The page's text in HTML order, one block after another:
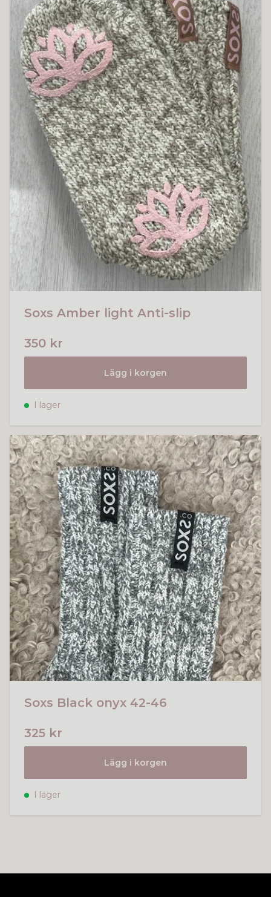
Soxs Amber light Anti-slip
350 kr
Lägg i korgen
I lager
Soxs Black onyx 42-46
325 kr
Lägg i korgen
I lager